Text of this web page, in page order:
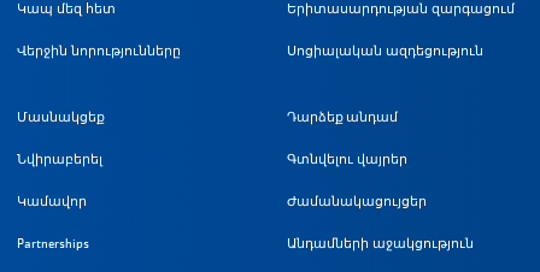
Կապ մեզ հետ
Վերջին նորությունները
Երիտասարդության զարգացում
Սոցիալական ազդեցություն
Մասնակցեք
Նվիրաբերել
Կամավոր
Partnerships
Դարձեք անդամ
Գտնվելու վայրեր
Ժամանակացույցեր
Անդամների աջակցություն